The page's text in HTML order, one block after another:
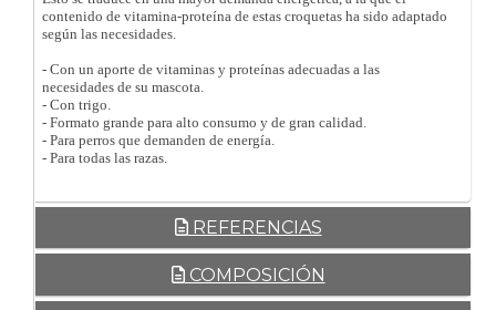
contenido de vitamina-proteína de estas croquetas ha sido adaptado
según las necesidades.
- Con un aporte de vitaminas y proteínas adecuadas a las
necesidades de su mascota.
- Con trigo.
- Formato grande para alto consumo y de gran calidad.
- Para perros que demanden de energía.
- Para todas las razas.
REFERENCIAS
COMPOSICIÓN